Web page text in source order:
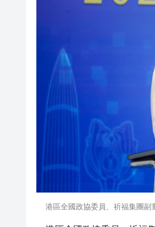
港區全國政協委員、祈福集團副